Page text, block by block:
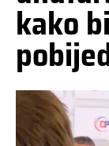
kako